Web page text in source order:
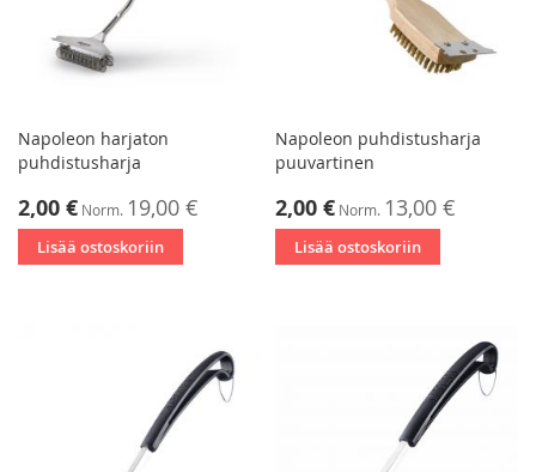
Napoleon harjaton
puhdistusharja
Tarjoushinta
2,00 € Norm. 19,00 €
Lisää ostoskoriin
Napoleon puhdistusharja
puuvartinen
Tarjoushinta
2,00 € Norm. 13,00 €
Lisää ostoskoriin